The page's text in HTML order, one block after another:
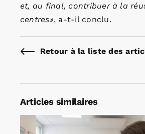
et, au final, contribuer à la
centres», a-t-il conclu.
Retour à la liste des
Articles similaires